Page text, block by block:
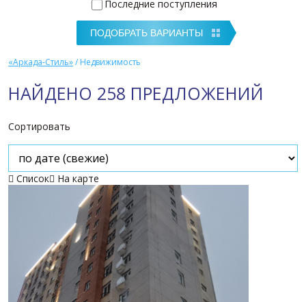
Последние поступления
«Аркада-Стиль»/ Недвижимость
НАЙДЕНО 258 ПРЕДЛОЖЕНИЙ
Сортировать
 Список На карте